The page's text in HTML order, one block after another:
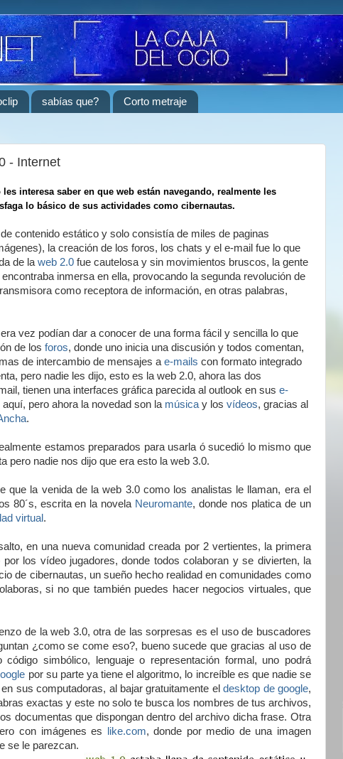
sabías que? Corto metraje
- Internet
interesa saber en que web están navegando, realmente les
lo básico de sus actividades como cibernautas.
contenido estático y solo consistía de miles de paginas
la creación de los foros, los chats y el e-mail fue lo que
de la web 2.0 fue cautelosa y sin movimientos bruscos, la gente
inmersa en ella, provocando la segunda revolución de
como receptora de información, en otras palabras,
vez podían dar a conocer de una forma fácil y sencilla lo que
de los foros, donde uno inicia una discusión y todos comentan,
de intercambio de mensajes a e-mails con formato integrado
pero nadie les dijo, esto es la web 2.0, ahora las dos
tienen una interfaces gráfica parecida al outlook en sus e-
pero ahora la novedad son la música y los vídeos, gracias al
.
estamos preparados para usarla ó sucedió lo mismo que
pero nadie nos dijo que era esto la web 3.0.
que la venida de la web 3.0 como los analistas le llaman, era el
80´s, escrita en la novela Neuromante, donde nos platica de un
virtual .
en una nueva comunidad creada por 2 vertientes, la primera
los vídeo jugadores, donde todos colaboran y se divierten, la
de cibernautas, un sueño hecho realidad en comunidades como
si no que también puedes hacer negocios virtuales, que
de la web 3.0, otra de las sorpresas es el uso de buscadores
¿como se come eso?, bueno sucede que gracias al uso de
código simbólico, lenguaje o representación formal, uno podrá
por su parte ya tiene el algoritmo, lo increíble es que nadie se
sus computadoras, al bajar gratuitamente eldesktop de google,
exactas y este no solo te busca los nombres de tus archivos,
documentas que dispongan dentro del archivo dicha frase. Otra
con imágenes es
like.com, donde por medio de una imagen
se le parezcan.